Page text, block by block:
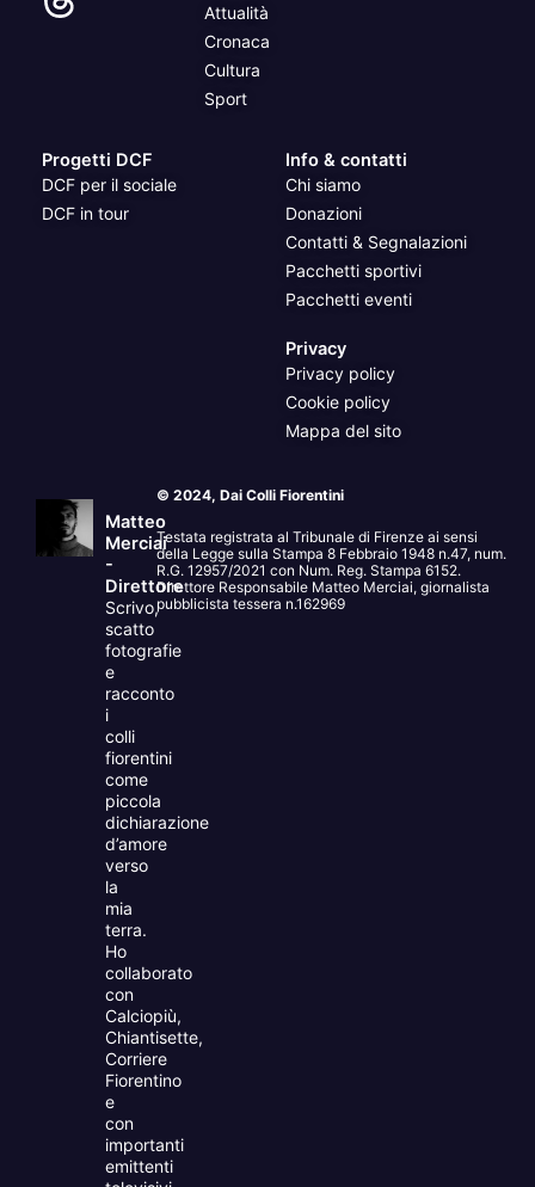
Attualità
Cronaca
Cultura
Sport
Progetti DCF
DCF per il sociale
DCF in tour
Info & contatti
Chi siamo
Donazioni
Contatti & Segnalazioni
Pacchetti sportivi
Pacchetti eventi
Privacy
Privacy policy
Cookie policy
Mappa del sito
Matteo
Merciai
-
Direttore
Scrivo,
scatto
fotografie
e
racconto
i
colli
fiorentini
come
piccola
dichiarazione
d’amore
verso
la
mia
terra.
Ho
collaborato
con
Calciopiù,
Chiantisette,
Corriere
Fiorentino
e
con
importanti
emittenti
© 2024, Dai Colli Fiorentini
Testata registrata al Tribunale di Firenze ai sensi
della Legge sulla Stampa 8 Febbraio 1948 n.47, num.
R.G. 12957/2021 con Num. Reg. Stampa 6152.
Direttore Responsabile Matteo Merciai, giornalista
pubblicista tessera n.162969